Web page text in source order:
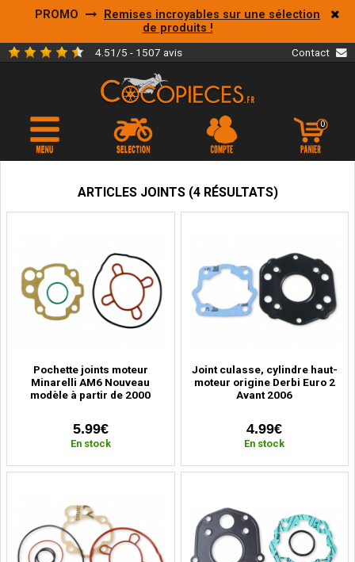
PROMO
Remises incroyables sur une sélection
de produits !
4.51/5 - 1507 avis Contact
0
ARTICLES JOINTS (4 RÉSULTATS)
Pochette joints moteur
Minarelli AM6 Nouveau
modèle à partir de 2000
5.99€
En stock
Joint culasse, cylindre haut-
moteur origine Derbi Euro 2
Avant 2006
4.99€
En stock